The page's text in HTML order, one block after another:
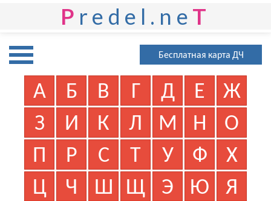
P redel.ne T
Бесплатная карта ДЧ
А Б В Г Д Е
Ж
З
И К Л М Н
О
П
Р С Т У Ф
Х
Ц
Ч Ш Щ Э Ю Я